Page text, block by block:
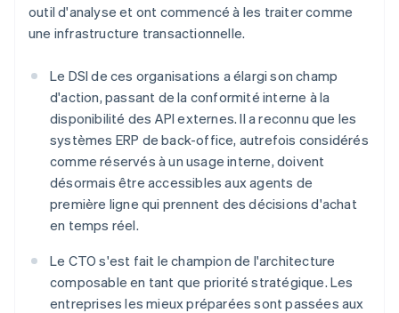
outil d'analyse et ont commencé à les traiter comme
une infrastructure transactionnelle.
Le DSI de ces organisations a élargi son champ
d'action, passant de la conformité interne à la
disponibilité des API externes. Il a reconnu que les
systèmes ERP de back-office, autrefois considérés
comme réservés à un usage interne, doivent
désormais être accessibles aux agents de
première ligne qui prennent des décisions d'achat
en temps réel.
Le CTO s'est fait le champion de l'architecture
composable en tant que priorité stratégique. Les
entreprises les mieux préparées sont passées aux